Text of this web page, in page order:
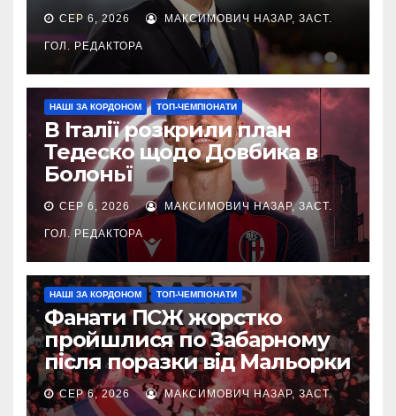
СЕР 6, 2026 МАКСИМОВИЧ НАЗАР, ЗАСТ.
ГОЛ. РЕДАКТОРА
НАШІ ЗА КОРДОНОМ ТОП-ЧЕМПІОНАТИ
В Італії розкрили план
Тедеско щодо Довбика в
Болоньї
СЕР 6, 2026 МАКСИМОВИЧ НАЗАР, ЗАСТ.
ГОЛ. РЕДАКТОРА
НАШІ ЗА КОРДОНОМ ТОП-ЧЕМПІОНАТИ
Фанати ПСЖ жорстко
пройшлися по Забарному
після поразки від Мальорки
СЕР 6, 2026 МАКСИМОВИЧ НАЗАР, ЗАСТ.